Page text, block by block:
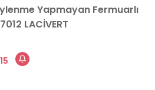
Yapmayan Fermuarlı
LACİVERT
15